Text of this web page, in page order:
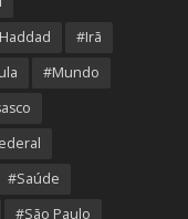
#Irã
#Mundo
#Saúde
#São Paulo